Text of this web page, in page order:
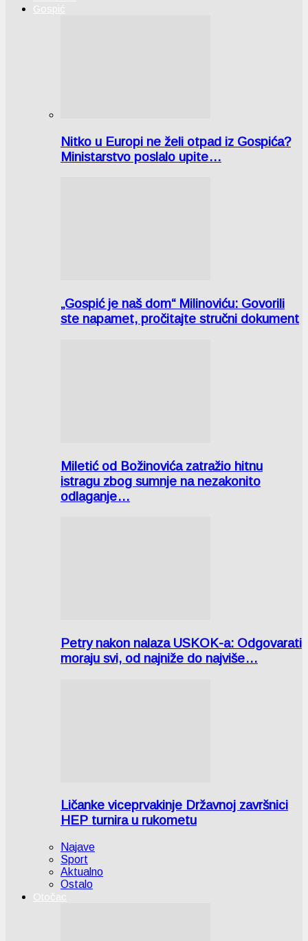
Gospić
Nitko u Europi ne želi otpad iz Gospića?
Ministarstvo poslalo upite…
„Gospić je naš dom“ Milinoviću: Govorili
ste napamet, pročitajte stručni dokument
Miletić od Božinovića zatražio hitnu
istragu zbog sumnje na nezakonito
odlaganje…
Petry nakon nalaza USKOK-a: Odgovarati
moraju svi, od najniže do najviše…
Ličanke viceprvakinje Državnoj završnici
HEP turnira u rukometu
Najave
Sport
Aktualno
Ostalo
Otočac